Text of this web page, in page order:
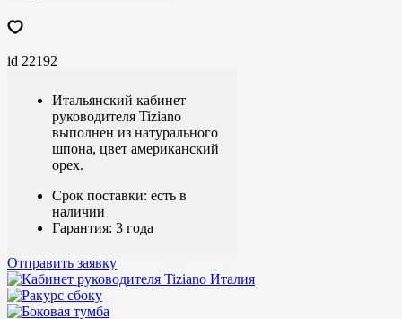
id 22192
Итальянский кабинет
руководителя Tiziano
выполнен из натурального
шпона, цвет американский
орех.
Срок поставки: есть в
наличии
Гарантия: 3 года
Отправить заявку